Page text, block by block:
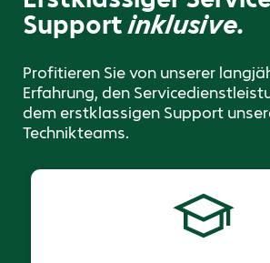
Supportinklusive.
Profitieren Sie von unserer
Erfahrung, den
dem erstklassigen Support
Technikteams.